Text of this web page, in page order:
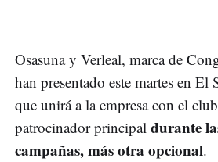
Osasuna y Verleal, marca de
han presentado este martes en El
que unirá a la empresa con el
patrocinador principal durante
campañas, más otra opcional.